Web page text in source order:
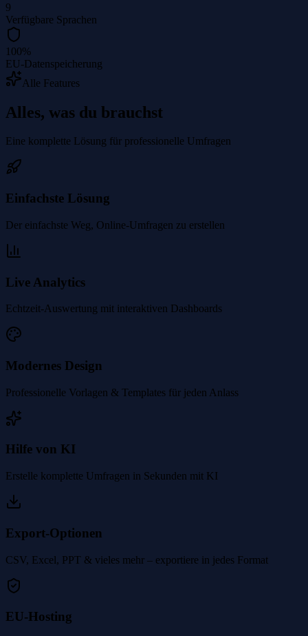
9
Verfügbare Sprachen
100%
EU-Datenspeicherung
Alle Features
Alles, was du brauchst
Eine komplette Lösung für professionelle Umfragen
Einfachste Lösung
Der einfachste Weg, Online-Umfragen zu erstellen
Live Analytics
Echtzeit-Auswertung mit interaktiven Dashboards
Modernes Design
Professionelle Vorlagen & Templates für jeden Anlass
Hilfe von KI
Erstelle komplette Umfragen in Sekunden mit KI
Export-Optionen
CSV, Excel, PPT & vieles mehr – exportiere in jedes Format
EU-Hosting